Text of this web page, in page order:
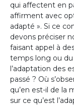
qui affectent en
affirment avec
adapté ». Si ce
devons préciser
faisant appel à
temps long ou du
l’adaptation des
passé ? Où
qu’en est-il de la
sur ce qu’est